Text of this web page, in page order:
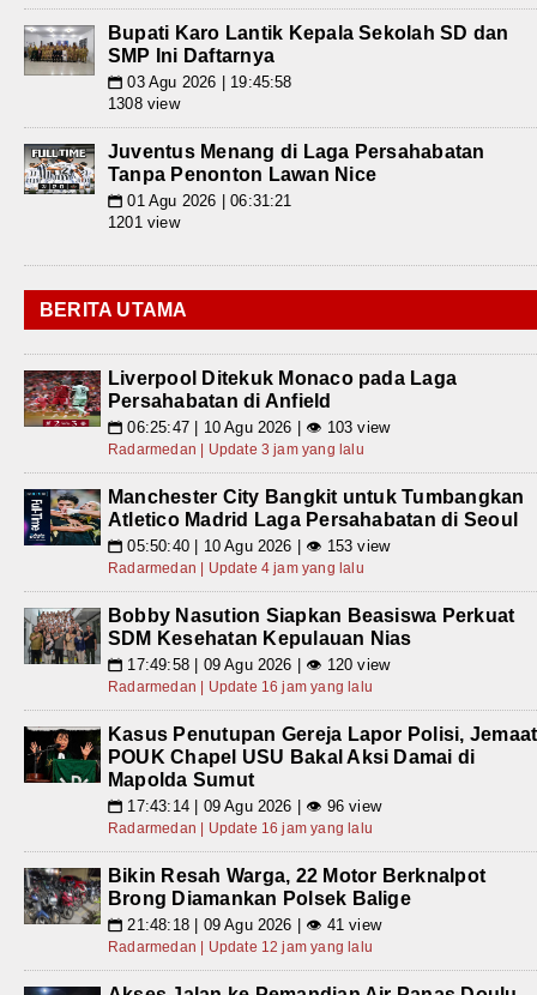
Bupati Karo Lantik Kepala Sekolah SD dan
SMP Ini Daftarnya
📅 03 Agu 2026 | 19:45:58
1308 view
Juventus Menang di Laga Persahabatan
Tanpa Penonton Lawan Nice
📅 01 Agu 2026 | 06:31:21
1201 view
BERITA UTAMA
Liverpool Ditekuk Monaco pada Laga
Persahabatan di Anfield
📅 06:25:47 | 10 Agu 2026 | 👁 103 view
Radarmedan | Update 3 jam yang lalu
Manchester City Bangkit untuk Tumbangkan
Atletico Madrid Laga Persahabatan di Seoul
📅 05:50:40 | 10 Agu 2026 | 👁 153 view
Radarmedan | Update 4 jam yang lalu
Bobby Nasution Siapkan Beasiswa Perkuat
SDM Kesehatan Kepulauan Nias
📅 17:49:58 | 09 Agu 2026 | 👁 120 view
Radarmedan | Update 16 jam yang lalu
Kasus Penutupan Gereja Lapor Polisi, Jemaat
POUK Chapel USU Bakal Aksi Damai di
Mapolda Sumut
📅 17:43:14 | 09 Agu 2026 | 👁 96 view
Radarmedan | Update 16 jam yang lalu
Bikin Resah Warga, 22 Motor Berknalpot
Brong Diamankan Polsek Balige
📅 21:48:18 | 09 Agu 2026 | 👁 41 view
Radarmedan | Update 12 jam yang lalu